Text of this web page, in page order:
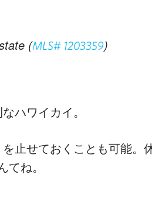
(MLS# 1203359)
ハワイカイ。
止せておくことも可能。
ね。